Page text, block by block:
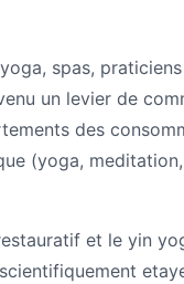
spas,
un levier de
des
(yoga,
et le yin